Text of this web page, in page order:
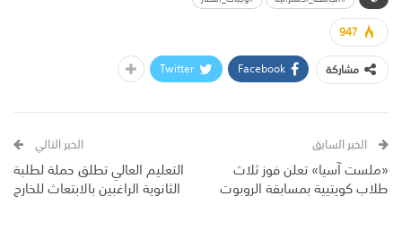
947
مشاركة
Facebook
Twitter
الخبر السابق
«ملست آسيا» تعلن فوز ثلاث
طلاب كويتيية بمسابقة الروبوت
الخبر التالي
التعليم العالي تطلق حملة لطلبة
الثانوية الراغبين بالابتعاث للخارج